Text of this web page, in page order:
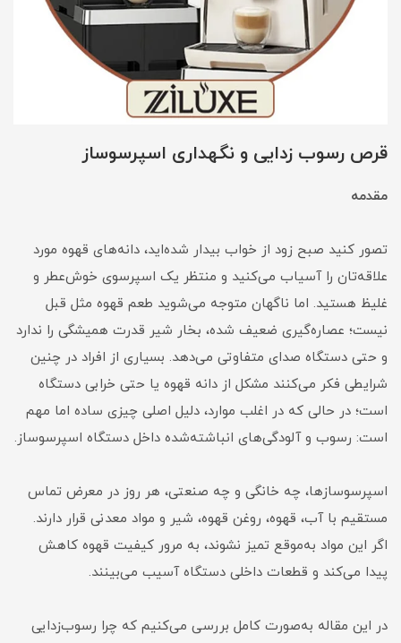
قرص رسوب زدایی و نگهداری اسپرسوساز
مقدمه
تصور کنید صبح زود از خواب بیدار شده‌اید، دانه‌های قهوه مورد
علاقه‌تان را آسیاب می‌کنید و منتظر یک اسپرسوی خوش‌عطر و
غلیظ هستید. اما ناگهان متوجه می‌شوید طعم قهوه مثل قبل
نیست؛ عصاره‌گیری ضعیف شده، بخار شیر قدرت همیشگی را ندارد
و حتی دستگاه صدای متفاوتی می‌دهد. بسیاری از افراد در چنین
شرایطی فکر می‌کنند مشکل از دانه قهوه یا حتی خرابی دستگاه
است؛ در حالی‌ که در اغلب موارد، دلیل اصلی چیزی ساده اما مهم
است: رسوب و آلودگی‌های انباشته‌شده داخل دستگاه اسپرسوساز.
اسپرسوسازها، چه خانگی و چه صنعتی، هر روز در معرض تماس
مستقیم با آب، قهوه، روغن قهوه، شیر و مواد معدنی قرار دارند.
اگر این مواد به‌موقع تمیز نشوند، به مرور کیفیت قهوه کاهش
پیدا می‌کند و قطعات داخلی دستگاه آسیب می‌بینند.
در این مقاله به‌صورت کامل بررسی می‌کنیم که چرا رسوب‌زدایی